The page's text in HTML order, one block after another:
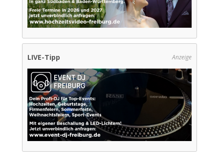
LIVE-Tipp Anzeige